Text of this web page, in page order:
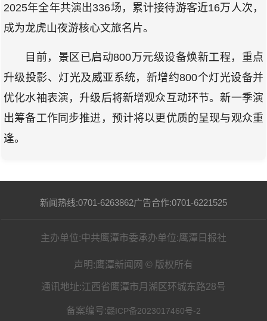
2025年全年共演出336场，累计接待游客近16万人次，
成为龙虎山夜游核心文旅名片。
目前，景区已启动800万元级设备焕新工程，重点
升级投影、灯光及威亚系统，新增约800个灯光设备并
优化水袖表演，升级后将新增观众互动环节。新一季演
出筹备工作同步推进，预计将以更优质的呈现与观众重
逢。
新闻热线:0701-6263862广告合作:0701-6221525
主办单位:中共鹰潭市委承办单位:鹰潭日报社
声明:鹰潭新闻网 © 版权所有
通讯地址:江西省鹰潭市月湖区环城东路28号
备案编号:赣ICP备2023017460号-2